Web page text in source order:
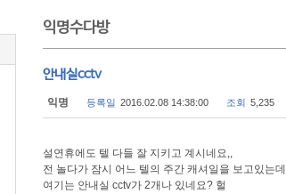
익명수다방
안내실cctv
익명 등록일 2016.02.08 14:38:00 조회 5,235
설연휴에도 텔 다들 잘 지키고 계시네요,,
전 놀다가 잠시 어느 텔의 주간 캐셔일을 보고있는데
여기는 안내실 cctv가 2개나 있네요? 헐